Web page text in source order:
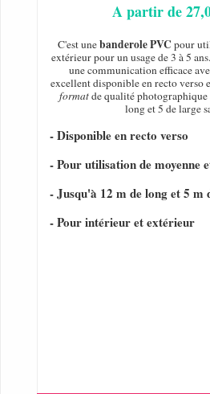
A partir de
C'est unebanderole PVC pour
extérieur pour un usage de 3 à 5
une communication efficace
excellent disponible en recto verso
formatde qualité photographique
long et 5 de large
- Disponible en recto verso
- Pour utilisation de moyenne
- Jusqu'à 12 m de long et 5 m
- Pour intérieur et extérieur